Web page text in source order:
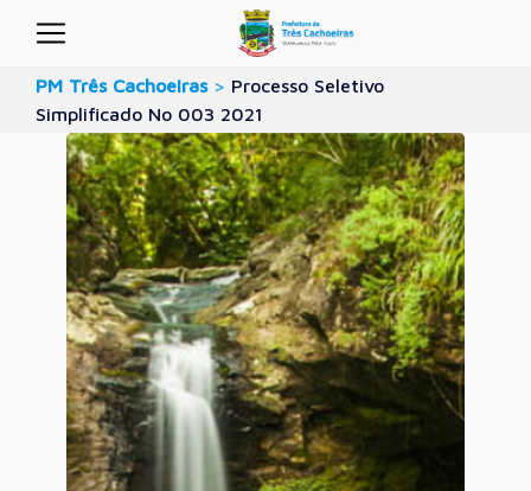
PM Três Cachoeiras > Processo Seletivo
Simplificado No 003 2021